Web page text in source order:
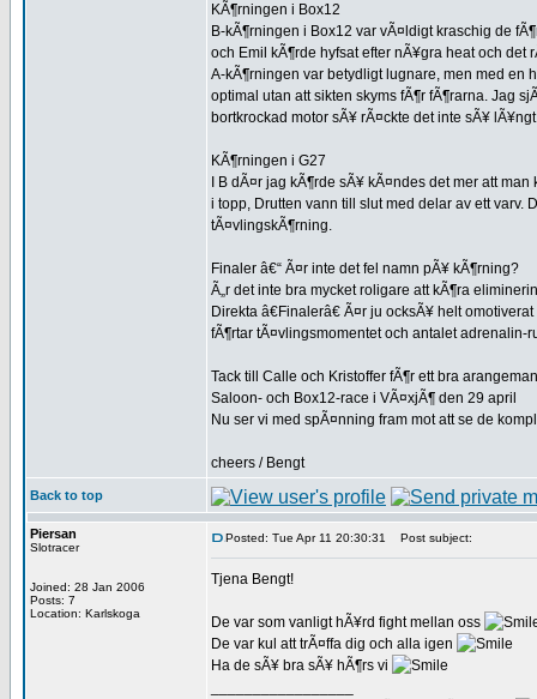
KÃ¶rningen i Box12
B-kÃ¶rningen i Box12 var vÃ¤ldigt kraschig de
och Emil kÃ¶rde hyfsat efter nÃ¥gra heat och det
A-kÃ¶rningen var betydligt lugnare, men med en
optimal utan att sikten skyms fÃ¶r fÃ¶rarna. Jag
bortkrockad motor sÃ¥ rÃ¤ckte det inte sÃ¥
KÃ¶rningen i G27
I B dÃ¤r jag kÃ¶rde sÃ¥ kÃ¤ndes det mer att
i topp, Drutten vann till slut med delar av ett varv.
tÃ¤vlingskÃ¶rning.
Finaler â€“ Ã¤r inte det fel namn pÃ¥ kÃ¶rning?
Ã„r det inte bra mycket roligare att kÃ¶ra
Direkta â€Finalerâ€ Ã¤r ju ocksÃ¥ helt
fÃ¶rtar tÃ¤vlingsmomentet och antalet adrenalin-
Tack till Calle och Kristoffer fÃ¶r ett bra
Saloon- och Box12-race i VÃ¤xjÃ¶ den 29 april
Nu ser vi med spÃ¤nning fram mot att se de
cheers / Bengt
Back to top
Piersan
Slotracer
Joined: 28 Jan 2006
Posts: 7
Location: Karlskoga
Posted: Tue Apr 11 20:30:31 Post subject:
Tjena Bengt!
De var som vanligt hÃ¥rd fight mellan oss
De var kul att trÃ¤ffa dig och alla igen
Ha de sÃ¥ bra sÃ¥ hÃ¶rs vi